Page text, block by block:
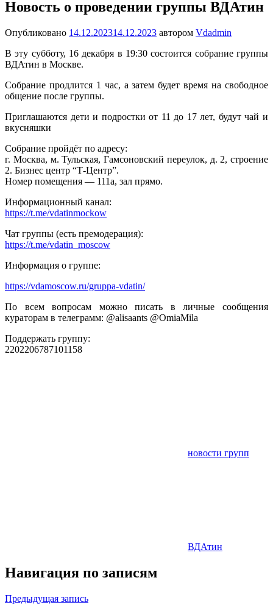
Новость о проведении группы ВДАтин
Опубликовано 14.12.202314.12.2023 автором Vdadmin
В эту субботу, 16 декабря в 19:30 состоится собрание группы
ВДАтин в Москве.
Собрание продлится 1 час, а затем будет время на свободное
общение после группы.
Приглашаются дети и подростки от 11 до 17 лет, будут чай и
вкусняшки
Собрание пройдёт по адресу:
г. Москва, м. Тульская, Гамсоновский переулок, д. 2, строение
2. Бизнес центр “Т-Центр”.
Номер помещения — 111а, зал прямо.
Информационный канал:
https://t.me/vdatinmockow
Чат группы (есть премодерация):
https://t.me/vdatin_moscow
Информация о группе:
https://vdamoscow.ru/gruppa-vdatin/
По всем вопросам можно писать в личные сообщения
кураторам в телеграмм: @alisaants @OmiaMila
Поддержать группу:
2202206787101158
новости групп
ВДАтин
Навигация по записям
Предыдущая запись